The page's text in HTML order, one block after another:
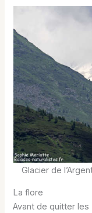
Glacier de
La flore
Avant de quitter